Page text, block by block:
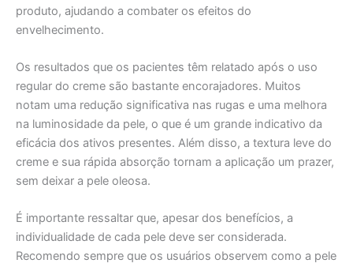
produto, ajudando a combater os efeitos do
envelhecimento.
Os resultados que os pacientes têm relatado após o uso
regular do creme são bastante encorajadores. Muitos
notam uma redução significativa nas rugas e uma melhora
na luminosidade da pele, o que é um grande indicativo da
eficácia dos ativos presentes. Além disso, a textura leve do
creme e sua rápida absorção tornam a aplicação um prazer,
sem deixar a pele oleosa.
É importante ressaltar que, apesar dos benefícios, a
individualidade de cada pele deve ser considerada.
Recomendo sempre que os usuários observem como a pele